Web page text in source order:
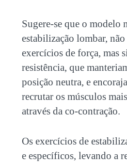
Sugere-se que o modelo
estabilização lombar, não
exercícios de força, mas
resistência, que
posição neutra, e
recrutar os músculos
através da co-contração.
Os exercícios de
e específicos, levando a